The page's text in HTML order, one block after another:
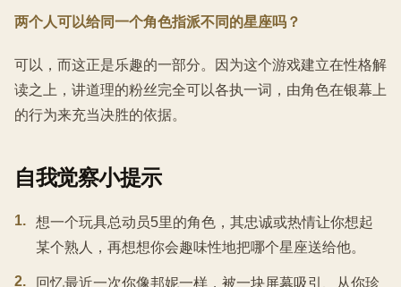
两个人可以给同一个角色指派不同的星座吗？
可以，而这正是乐趣的一部分。因为这个游戏建立在性格解
读之上，讲道理的粉丝完全可以各执一词，由角色在银幕上
的行为来充当决胜的依据。
自我觉察小提示
1.
想一个玩具总动员5里的角色，其忠诚或热情让你想起
某个熟人，再想想你会趣味性地把哪个星座送给他。
2.
回忆最近一次你像邦妮一样，被一块屏幕吸引、从你珍